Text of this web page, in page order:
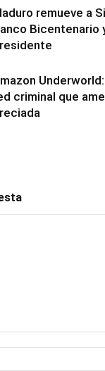
remueve a
Bicentenario
criminal que